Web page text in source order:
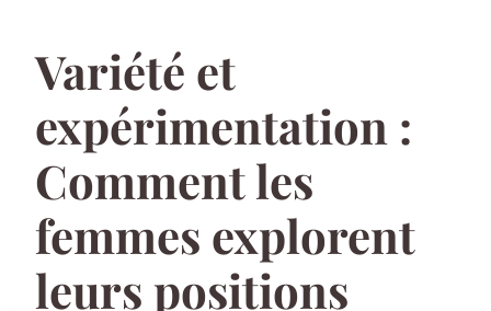
Variété et
expérimentation :
Comment les
femmes explorent
leurs positions